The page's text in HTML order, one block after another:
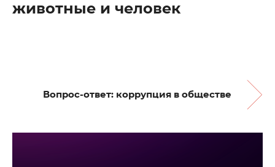
животные и человек
Вопрос-ответ: коррупция в обществе